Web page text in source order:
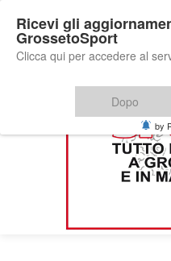
Ricevi gli
GrossetoSport
Clicca qui per accedere al
Dopo
by